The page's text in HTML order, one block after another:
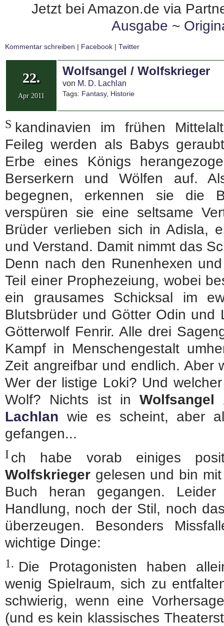
Jetzt bei Amazon.de via
Ausgabe ~
Kommentar schreiben | Facebook | Twitter
22.
Apr 2011
Wolfsangel / Wolfskrieger
von M. D. Lachlan
Tags: Fantasy, Historie
S kandinavien im frühen
Feileg werden als Babys
Erbe eines Königs
Berserkern und Wölfen auf.
begegnen, erkennen sie die
verspüren sie eine seltsame
Brüder verlieben sich in Adisla,
und Verstand. Damit nimmt das
Denn nach den Runenhexen
Teil einer Prophezeiung, wobei
ein grausames Schicksal im
Blutsbrüder und Götter Odin und
Götterwolf Fenrir. Alle drei
Kampf in Menschengestalt
Zeit angreifbar und endlich. Aber
Wer der listige Loki? Und
Wolf? Nichts ist inWolfsangel
Lachlan wie es scheint, aber
gefangen...
I ch habe vorab einiges
Wolfskrieger gelesen und bin
Buch heran gegangen.
Handlung, noch der Stil, noch
überzeugen. Besonders
wichtige Dinge:
1. Die Protagonisten haben
wenig Spielraum, sich zu
schwierig, wenn eine
(und es kein klassisches